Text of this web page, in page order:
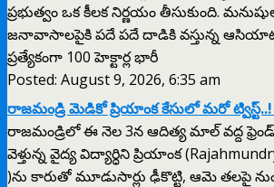
ప్రభుత్వం ఒక కీలక నిర్ణయం తీసుకుంది.
జనావాసాలపైకి పదే పదే దాడికి వస్తున్న
ప్రత్యేకంగా 100 హెక్టార్ల భారీ
Posted: August 9, 2026, 6:35 am
రాజమండ్రి మెడికో ప్రియాంక కేసులో మరో ట్విస్ట్..!
రాజమండ్రిలో ఈ నెల 3న ఆదిత్య మాల్ వద్ద
వెళ్తున్న వైద్య విద్యార్ధిని ప్రియాంక
)ను కారుతో మూడుసార్లు ఢీకొట్టి, ఆమె తలపై